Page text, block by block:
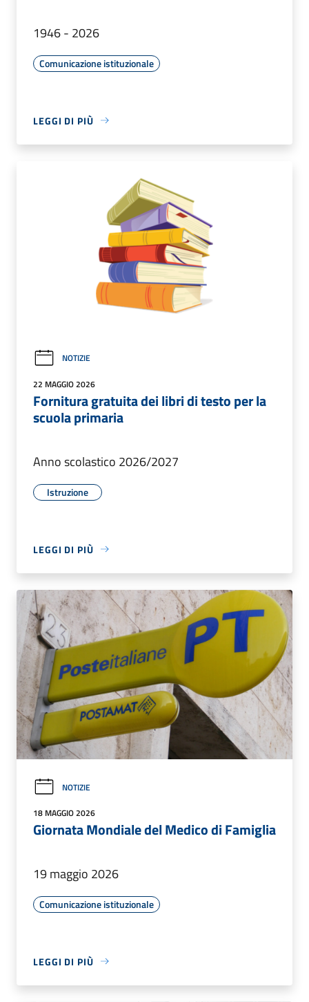
1946 - 2026
Comunicazione istituzionale
LEGGI DI PIÙ
NOTIZIE
22 MAGGIO 2026
Fornitura gratuita dei libri di testo per la
scuola primaria
Anno scolastico 2026/2027
Istruzione
LEGGI DI PIÙ
NOTIZIE
18 MAGGIO 2026
Giornata Mondiale del Medico di Famiglia
19 maggio 2026
Comunicazione istituzionale
LEGGI DI PIÙ